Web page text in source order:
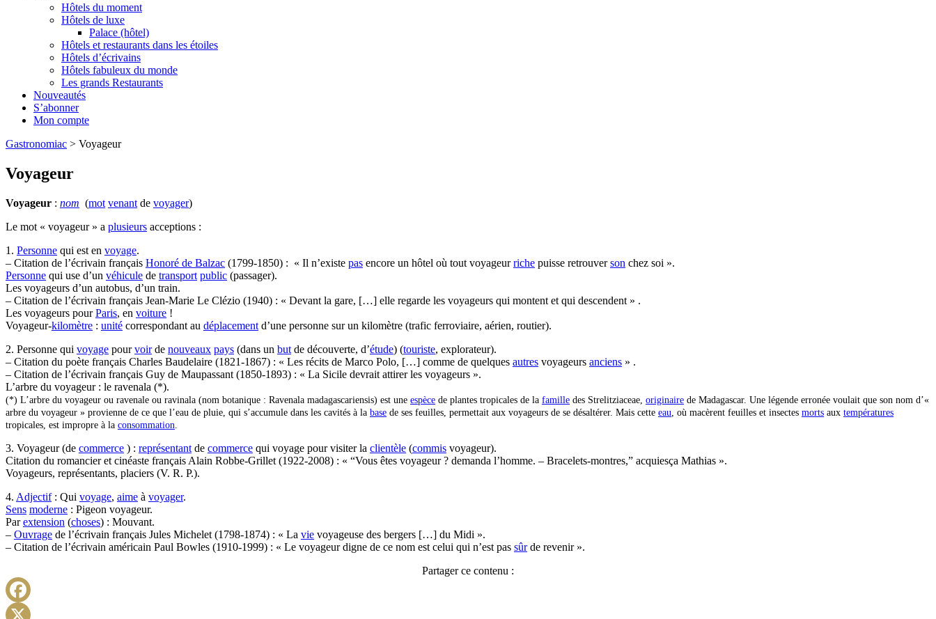
Hôtels du moment
Hôtels de luxe
Palace (hôtel)
Hôtels et restaurants dans les étoiles
Hôtels d’écrivains
Hôtels fabuleux du monde
Les grands Restaurants
Nouveautés
S’abonner
Mon compte
Gastronomiac > Voyageur
Voyageur
Voyageur : nom (mot venant de voyager)
Le mot « voyageur » a plusieurs acceptions :
1. Personne qui est en voyage.
– Citation de l’écrivain français Honoré de Balzac (1799-1850) : « Il n’existe pas encore un hôtel où tout voyageurriche puisse retrouverson chez soi ».
Personne qui use d’un véhicule de transport public (passager).
Les voyageurs d’un autobus, d’un train.
– Citation de l’écrivain français Jean-Marie Le Clézio (1940) : « Devant la gare, […] elle regarde les voyageurs qui montent et qui descendent » .
Les voyageurs pourParis, en voiture !
Voyageur-kilomètre : unité correspondant au déplacement d’une personne sur un kilomètre (trafic ferroviaire, aérien, routier).
2. Personne qui voyage pourvoirde nouveaux pays (dans un but de découverte, d’étude) (touriste, explorateur).
– Citation du poète français Charles Baudelaire (1821-1867) : « Les récits de Marco Polo, […] comme de quelques autres voyageurs anciens » .
– Citation de l’écrivain français Guy de Maupassant (1850-1893) : « La Sicile devrait attirer les voyageurs ».
L’arbre du voyageur : le ravenala (*).
(*) L’arbre du voyageur ou ravenale ou ravinala (nom botanique : Ravenala madagascariensis) est une espèce de plantes tropicales de la famille des Strelitziaceae, originaire de Madagascar. Une légende erronée voulait que son nom d’«
arbre du voyageur » provienne de ce que l’eau de pluie, qui s’accumule dans les cavités à la base de ses feuilles, permettait aux voyageurs de se désaltérer. Mais cette eau, où macèrent feuilles et insectes morts aux températures
tropicales, est impropre à la consommation.
3. Voyageur (de commerce ) : représentant de commerce qui voyage pour visiter la clientèle (commis voyageur).
Citation du romancier et cinéaste français Alain Robbe-Grillet (1922-2008) : « “Vous êtes voyageur ? demanda l’homme. – Bracelets-montres,” acquiesça Mathias ».
Voyageurs, représentants, placiers (V. R. P.).
4. Adjectif: Qui voyage, aime à voyager.
Sens moderne : Pigeon voyageur.
Parextension (choses) : Mouvant.
– Ouvrage de l’écrivain français Jules Michelet (1798-1874) : « La vie voyageuse des bergers […] du Midi ».
– Citation de l’écrivain américain Paul Bowles (1910-1999) : « Le voyageur digne de ce nom est celui qui n’est pas sûrde revenir ».
Partager ce contenu :